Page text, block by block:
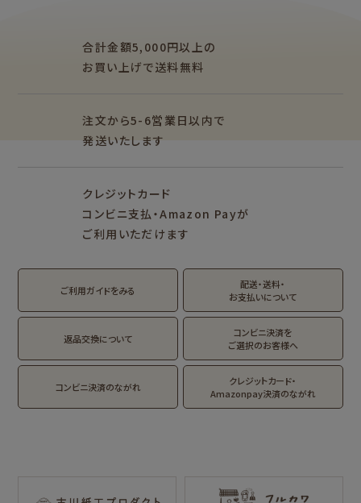
カード・ポストカー
ド
もっと見る
クリエイター別
mizutama
トコロコムギ オビワン
キャラクター別
MARUKO and
モンチッチ
HAMTAROU
M5 M6
その他
サンリオキャラクタ
ーズ
おやつパーティ
トビマツショウイチ
ロウ
トコロコムギ
アルプスの少女ハイ
ジ
Lipton BEAR'S
カルビーレトロ
サンリオキャラクタ
ーズ
フルーツマーケット
お菓子などうぶつ
工房
トビマツショウイチ
おりがみ
翠 sui の商品を見る 結々 yuiyui の商品を見る
合計金額5,000円以上の
お買い上げで送料無料
注文から5-6営業日以内で
発送いたします
クレジットカード
コンビニ支払・Amazon Payが
ご利用いただけます
ご利用ガイドをみる
配送・送料・
お支払いについて
返品交換について
コンビニ決済を
ご選択のお客様へ
コンビニ決済のながれ
クレジットカード・
Amazonpay決済のながれ